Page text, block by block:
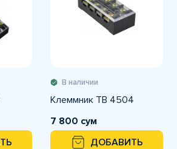
В наличии
Клеммник ТВ 4504
7 800 сум
ДОБАВИТЬ